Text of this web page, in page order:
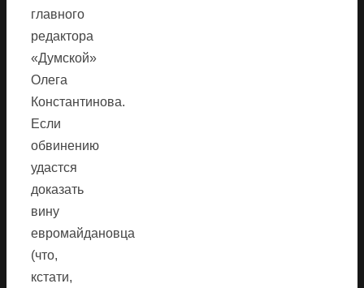
главного
редактора
«Думской»
Олега
Константинова.
Если
обвинению
удастся
доказать
вину
евромайдановца
(что,
кстати,